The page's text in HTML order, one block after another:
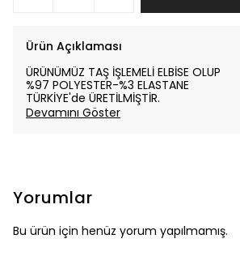
Ürün Açıklaması
ÜRÜNÜMÜZ TAŞ İŞLEMELİ ELBİSE OLUP
%97 POLYESTER-%3 ELASTANE
TÜRKİYE'de ÜRETİLMİŞTİR.
Devamını Göster
Yorumlar
Bu ürün için henüz yorum yapılmamış.